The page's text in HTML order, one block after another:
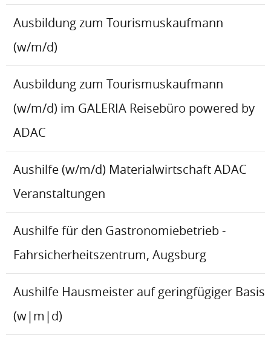
Ausbildung zum Tourismuskaufmann
(w/m/d)
Ausbildung zum Tourismuskaufmann
(w/m/d) im GALERIA Reisebüro powered by
ADAC
Aushilfe (w/m/d) Materialwirtschaft ADAC
Veranstaltungen
Aushilfe für den Gastronomiebetrieb -
Fahrsicherheitszentrum, Augsburg
Aushilfe Hausmeister auf geringfügiger Basis
(w|m|d)